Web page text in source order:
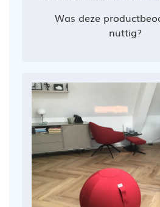
Was deze
nuttig?